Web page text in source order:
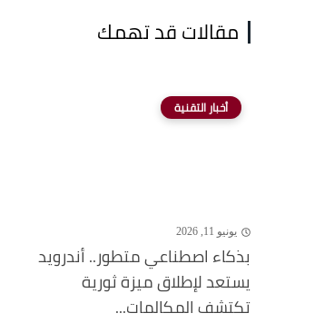
مقالات قد تهمك
أخبار التقنية
يونيو 11, 2026
بذكاء اصطناعي متطور.. أندرويد
يستعد لإطلاق ميزة ثورية
تكتشف المكالمات...